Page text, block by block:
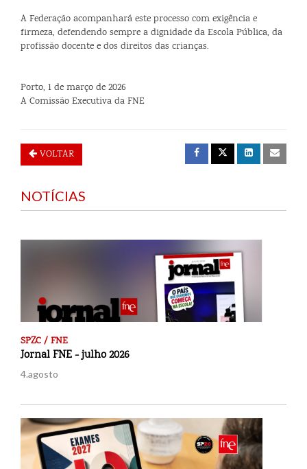
A Federação acompanhará este processo com exigência e
firmeza, defendendo sempre a dignidade da Escola Pública, da
profissão docente e dos direitos das crianças.
Porto, 1 de março de 2026
A Comissão Executiva da FNE
VOLTAR
NOTÍCIAS
SPZC / FNE
Jornal FNE - julho 2026
4.agosto